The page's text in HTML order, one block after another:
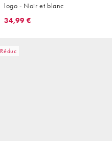
logo - Noir et blanc
34,99 €
Réduc